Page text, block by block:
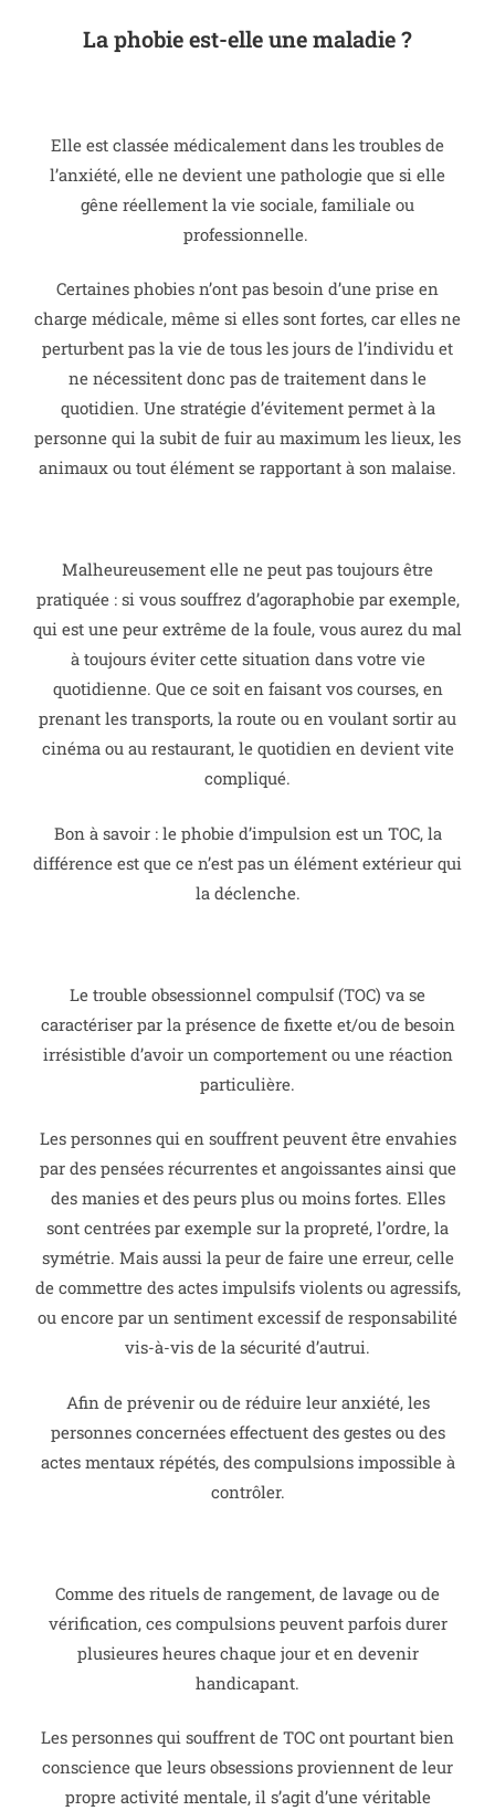
La phobie est-elle une maladie ?
Elle est classée médicalement dans les troubles de
l’anxiété, elle ne devient une pathologie que si elle
gêne réellement la vie sociale, familiale ou
professionnelle.
Certaines phobies n’ont pas besoin d’une prise en
charge médicale, même si elles sont fortes, car elles ne
perturbent pas la vie de tous les jours de l’individu et
ne nécessitent donc pas de traitement dans le
quotidien. Une stratégie d’évitement permet à la
personne qui la subit de fuir au maximum les lieux, les
animaux ou tout élément se rapportant à son malaise.
Malheureusement elle ne peut pas toujours être
pratiquée : si vous souffrez d’agoraphobie par exemple,
qui est une peur extrême de la foule, vous aurez du mal
à toujours éviter cette situation dans votre vie
quotidienne. Que ce soit en faisant vos courses, en
prenant les transports, la route ou en voulant sortir au
cinéma ou au restaurant, le quotidien en devient vite
compliqué.
Bon à savoir : le phobie d’impulsion est un TOC, la
différence est que ce n’est pas un élément extérieur qui
la déclenche.
Le trouble obsessionnel compulsif (TOC) va se
caractériser par la présence de fixette et/ou de besoin
irrésistible d’avoir un comportement ou une réaction
particulière.
Les personnes qui en souffrent peuvent être envahies
par des pensées récurrentes et angoissantes ainsi que
des manies et des peurs plus ou moins fortes. Elles
sont centrées par exemple sur la propreté, l’ordre, la
symétrie. Mais aussi la peur de faire une erreur, celle
de commettre des actes impulsifs violents ou agressifs,
ou encore par un sentiment excessif de responsabilité
vis-à-vis de la sécurité d’autrui.
Afin de prévenir ou de réduire leur anxiété, les
personnes concernées effectuent des gestes ou des
actes mentaux répétés, des compulsions impossible à
contrôler.
Comme des rituels de rangement, de lavage ou de
vérification, ces compulsions peuvent parfois durer
plusieures heures chaque jour et en devenir
handicapant.
Les personnes qui souffrent de TOC ont pourtant bien
conscience que leurs obsessions proviennent de leur
propre activité mentale, il s’agit d’une véritable